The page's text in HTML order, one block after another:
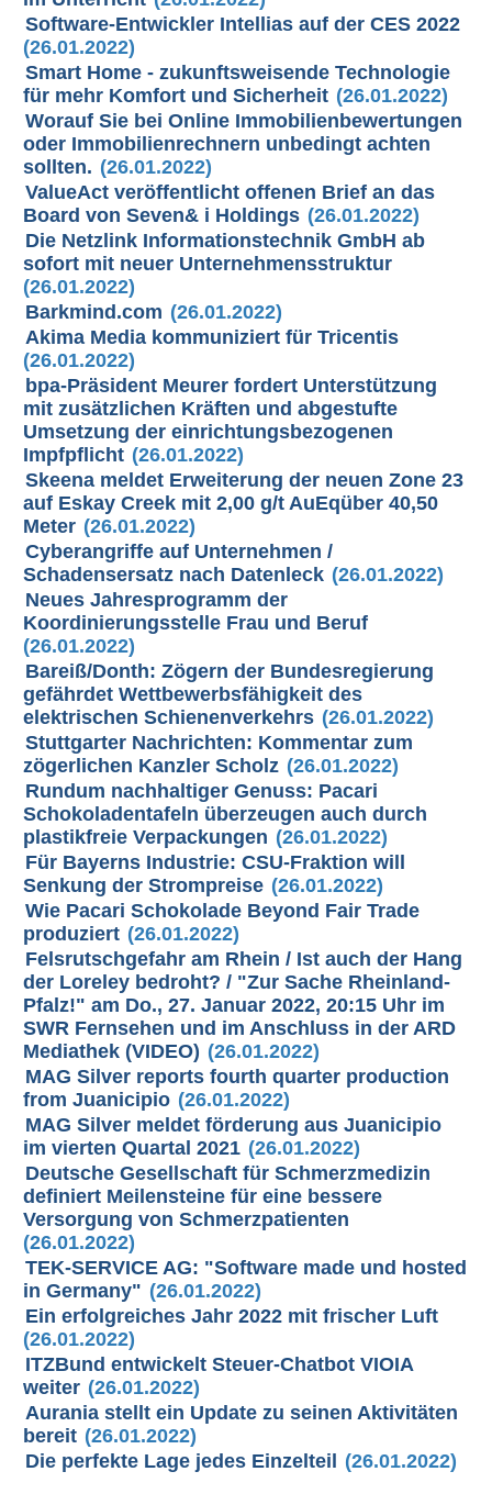
Software-Entwickler Intellias auf der CES 2022
(26.01.2022)
Smart Home - zukunftsweisende Technologie
für mehr Komfort und Sicherheit (26.01.2022)
Worauf Sie bei Online Immobilienbewertungen
oder Immobilienrechnern unbedingt achten
sollten. (26.01.2022)
ValueAct veröffentlicht offenen Brief an das
Board von Seven& i Holdings (26.01.2022)
Die Netzlink Informationstechnik GmbH ab
sofort mit neuer Unternehmensstruktur
(26.01.2022)
Barkmind.com (26.01.2022)
Akima Media kommuniziert für Tricentis
(26.01.2022)
bpa-Präsident Meurer fordert Unterstützung
mit zusätzlichen Kräften und abgestufte
Umsetzung der einrichtungsbezogenen
Impfpflicht (26.01.2022)
Skeena meldet Erweiterung der neuen Zone 23
auf Eskay Creek mit 2,00 g/t AuEqüber 40,50
Meter (26.01.2022)
Cyberangriffe auf Unternehmen /
Schadensersatz nach Datenleck (26.01.2022)
Neues Jahresprogramm der
Koordinierungsstelle Frau und Beruf
(26.01.2022)
Bareiß/Donth: Zögern der Bundesregierung
gefährdet Wettbewerbsfähigkeit des
elektrischen Schienenverkehrs (26.01.2022)
Stuttgarter Nachrichten: Kommentar zum
zögerlichen Kanzler Scholz (26.01.2022)
Rundum nachhaltiger Genuss: Pacari
Schokoladentafeln überzeugen auch durch
plastikfreie Verpackungen (26.01.2022)
Für Bayerns Industrie: CSU-Fraktion will
Senkung der Strompreise (26.01.2022)
Wie Pacari Schokolade Beyond Fair Trade
produziert (26.01.2022)
Felsrutschgefahr am Rhein / Ist auch der Hang
der Loreley bedroht? / "Zur Sache Rheinland-
Pfalz!" am Do., 27. Januar 2022, 20:15 Uhr im
SWR Fernsehen und im Anschluss in der ARD
Mediathek (VIDEO) (26.01.2022)
MAG Silver reports fourth quarter production
from Juanicipio (26.01.2022)
MAG Silver meldet förderung aus Juanicipio
im vierten Quartal 2021 (26.01.2022)
Deutsche Gesellschaft für Schmerzmedizin
definiert Meilensteine für eine bessere
Versorgung von Schmerzpatienten
(26.01.2022)
TEK-SERVICE AG: "Software made und hosted
in Germany" (26.01.2022)
Ein erfolgreiches Jahr 2022 mit frischer Luft
(26.01.2022)
ITZBund entwickelt Steuer-Chatbot VIOIA
weiter (26.01.2022)
Aurania stellt ein Update zu seinen Aktivitäten
bereit (26.01.2022)
Die perfekte Lage jedes Einzelteil (26.01.2022)